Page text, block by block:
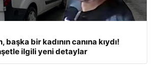
başka bir kadının canına kıydı!
ilgili yeni detaylar